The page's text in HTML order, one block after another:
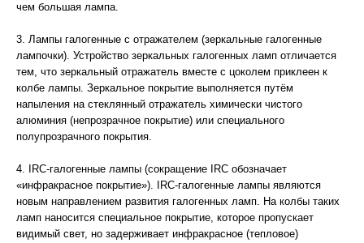
чем большая лампа.
3. Лампы галогенные с отражателем (зеркальные галогенные
лампочки). Устройство зеркальных галогенных ламп отличается
тем, что зеркальный отражатель вместе с цоколем приклеен к
колбе лампы. Зеркальное покрытие выполняется путём
напыления на стеклянный отражатель химически чистого
алюминия (непрозрачное покрытие) или специального
полупрозрачного покрытия.
4. IRC-галогенные лампы (сокращение IRC обозначает
«инфракрасное покрытие»). IRC-галогенные лампы являются
новым направлением развития галогенных ламп. На колбы таких
ламп наносится специальное покрытие, которое пропускает
видимый свет, но задерживает инфракрасное (тепловое)